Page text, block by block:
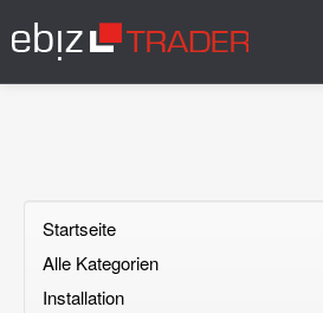
Frage stellen
Startseite
Alle Kategorien
Installation